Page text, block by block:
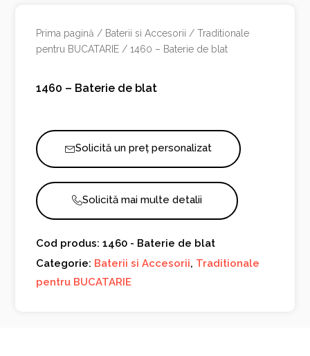
Prima pagină / Baterii si Accesorii /Traditionale
pentru BUCATARIE / 1460 – Baterie de blat
1460 – Baterie de blat
Solicită un preț personalizat
Solicită mai multe detalii
Cod produs: 1460 - Baterie de blat
Categorie: Baterii si Accesorii, Traditionale
pentru BUCATARIE